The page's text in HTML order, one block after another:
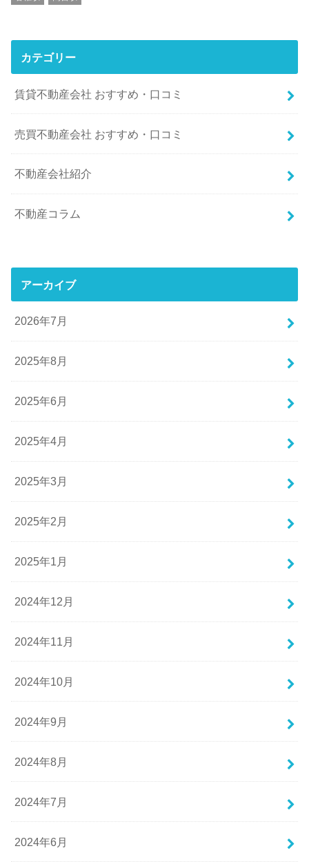
カテゴリー
賃貸不動産会社 おすすめ・口コミ
売買不動産会社 おすすめ・口コミ
不動産会社紹介
不動産コラム
アーカイブ
2026年7月
2025年8月
2025年6月
2025年4月
2025年3月
2025年2月
2025年1月
2024年12月
2024年11月
2024年10月
2024年9月
2024年8月
2024年7月
2024年6月